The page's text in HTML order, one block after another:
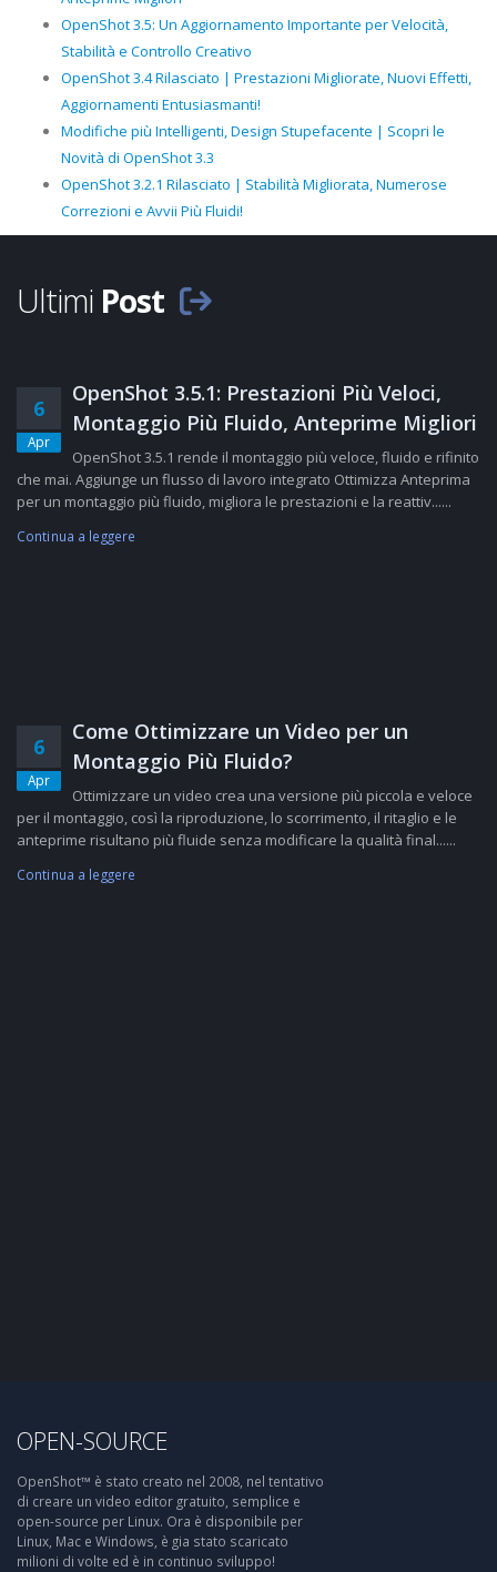
OpenShot 3.5: Un Aggiornamento Importante per Velocità,
Stabilità e Controllo Creativo
OpenShot 3.4 Rilasciato | Prestazioni Migliorate, Nuovi Effetti,
Aggiornamenti Entusiasmanti!
Modifiche più Intelligenti, Design Stupefacente | Scopri le
Novità di OpenShot 3.3
OpenShot 3.2.1 Rilasciato | Stabilità Migliorata, Numerose
Correzioni e Avvii Più Fluidi!
Ultimi Post
6
Apr
OpenShot 3.5.1: Prestazioni Più Veloci,
Montaggio Più Fluido, Anteprime Migliori
OpenShot 3.5.1 rende il montaggio più veloce, fluido e rifinito
che mai. Aggiunge un flusso di lavoro integrato Ottimizza Anteprima
per un montaggio più fluido, migliora le prestazioni e la reattiv......
Continua a leggere
6
Apr
Come Ottimizzare un Video per un
Montaggio Più Fluido?
Ottimizzare un video crea una versione più piccola e veloce
per il montaggio, così la riproduzione, lo scorrimento, il ritaglio e le
anteprime risultano più fluide senza modificare la qualità final......
Continua a leggere
OPEN-SOURCE
OpenShot™ è stato creato nel 2008, nel tentativo
di creare un video editor gratuito, semplice e
open-source per Linux. Ora è disponibile per
Linux, Mac e Windows, è gia stato scaricato
milioni di volte ed è in continuo sviluppo!